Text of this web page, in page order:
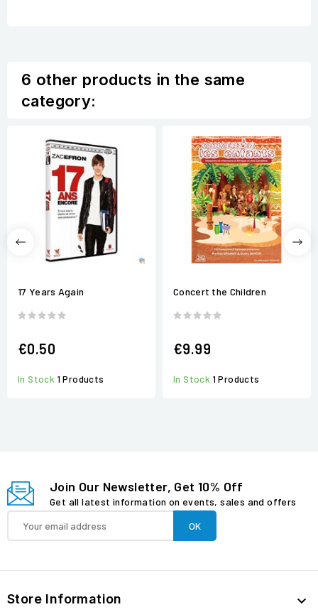
6 other products in the same
category:
17 Years Again
€0.50
In Stock 1 Products
Concert the Children
€9.99
In Stock 1 Products
Join Our Newsletter, Get 10% Off
Get all latest information on events, sales and offers
Store Information 